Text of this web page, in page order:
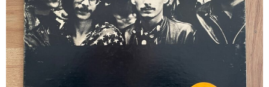
New Arrivals
新譜
GG RECORD （当店のレーベル）